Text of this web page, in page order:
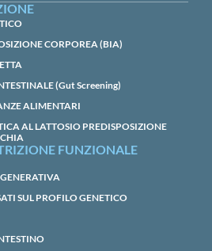
CORPOREA (BIA)
(Gut Screening)
ALIMENTARI
AL LATTOSIO PREDISPOSIZIONE
FUNZIONALE
SUL PROFILO GENETICO